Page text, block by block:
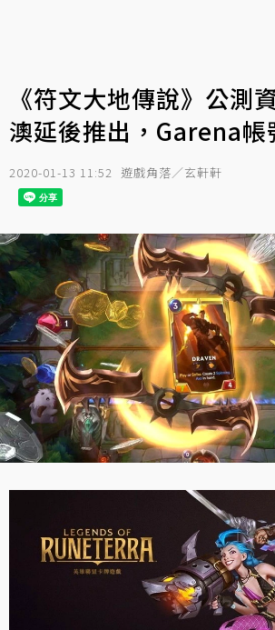
《符文大地傳說》公測
澳延後推出，Garena帳
2020-01-13 11:52 遊戲角落／玄軒軒